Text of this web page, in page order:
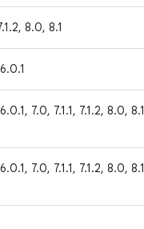
8.0, 8.1
7.0, 7.1.1, 7.1.2, 8.0, 8.1
7.0, 7.1.1, 7.1.2, 8.0, 8.1